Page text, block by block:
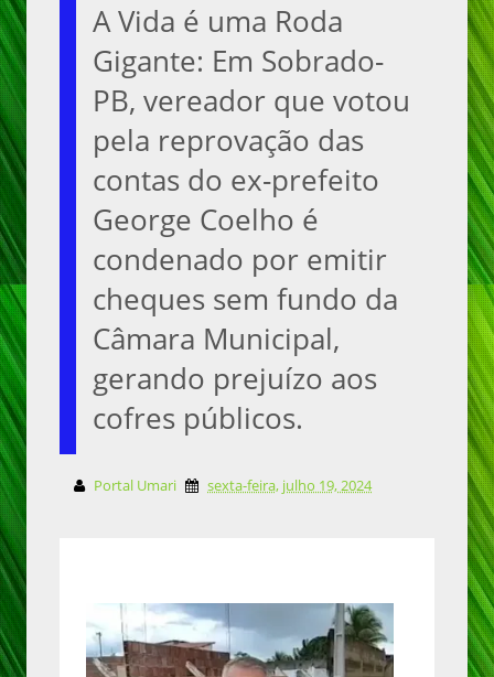
A Vida é uma Roda
Gigante: Em Sobrado-
PB, vereador que votou
pela reprovação das
contas do ex-prefeito
George Coelho é
condenado por emitir
cheques sem fundo da
Câmara Municipal,
gerando prejuízo aos
cofres públicos.
Portal Umari sexta-feira, julho 19, 2024